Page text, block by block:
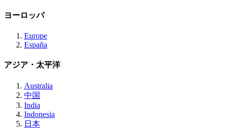
ヨーロッパ
Europe
España
アジア・太平洋
Australia
中国
India
Indonesia
日本